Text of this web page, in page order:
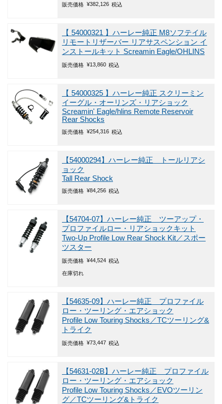
販売価格 ¥382,126 税込
【 54000321 】ハーレー純正 M8ソフテイル
リモートリザーバー リアサスペンション イ
ンストールキット Screamin Eagle/OHLINS
販売価格 ¥13,860 税込
【 54000325 】ハーレー純正 スクリーミン
イーグル・オーリンズ・リアショック
Screamin' Eagle/hlins Remote Reservoir
Rear Shocks
販売価格 ¥254,316 税込
【54000294】ハーレー純正 トールリアシ
ョック
Tall Rear Shock
販売価格 ¥84,256 税込
【54704-07】ハーレー純正 ツーアップ・
プロファイルロー・リアショックキット
Two-Up Profile Low Rear Shock Kit／スポー
ツスター
販売価格 ¥44,524 税込
在庫切れ
【54635-09】ハーレー純正 プロファイル
ロー・ツーリング・エアショック
Profile Low Touring Shocks／TCツーリング&
トライク
販売価格 ¥73,447 税込
【54631-02B】ハーレー純正 プロファイル
ロー・ツーリング・エアショック
Profile Low Touring Shocks／EVOツーリン
グ／TCツーリング&トライク